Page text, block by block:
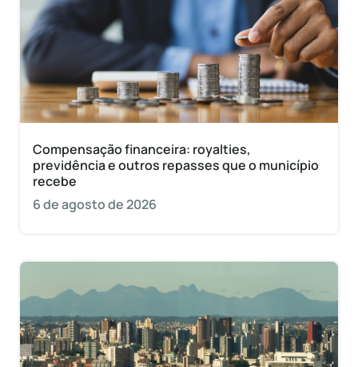
Compensação financeira: royalties,
previdência e outros repasses que o município
recebe
6 de agosto de 2026